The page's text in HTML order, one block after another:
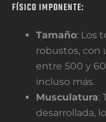
FÍSICO IMPONENTE:
Tamaño: Los
robustos, con
entre 500 y
incluso más.
Musculatura:
desarrollada,